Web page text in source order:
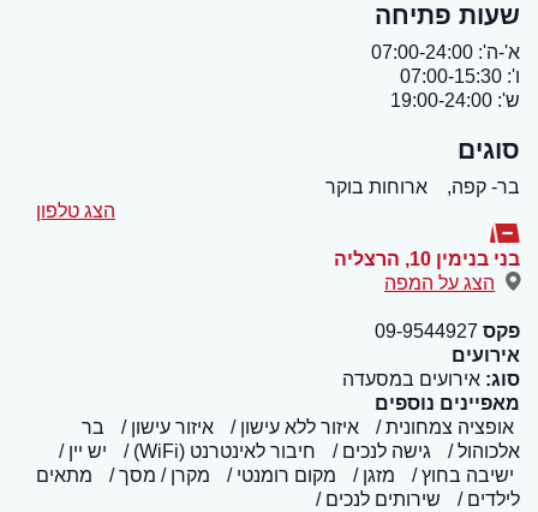
שעות פתיחה
א'-ה': 07:00-24:00
ו': 07:00-15:30
ש': 19:00-24:00
סוגים
בר- קפה,
ארוחות בוקר
הצג טלפון
בני בנימין 10 , הרצליה
הצג על המפה
פקס 09-9544927
אירועים
סוג: אירועים במסעדה
מאפיינים נוספים
אופציה צמחונית
איזור ללא עישון איזור עישון
בר
אלכוהול
גישה לנכים חיבור לאינטרנט (WiFi)
יש יין
ישיבה בחוץ
מזגן מקום רומנטי מקרן / מסך
מתאים
לילדים
שירותים לנכים